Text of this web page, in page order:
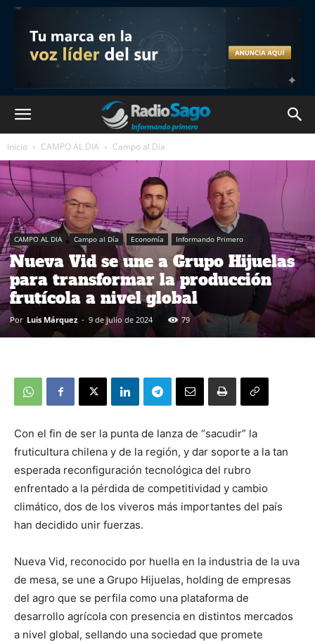
Inicio CAMPO AL DIA Campo al Día
CAMPO AL DIA Campo al Día Economía Informando Primero
Nueva Vid se une a Grupo Hijuelas
para transformar la producción
frutícola a nivel global
Por Luis Márquez - 9 de julio de 2024 79
Con el fin de ser la punta de lanza de “sacudir” la
fruticultura chilena y de la región, y dar soporte a la tan
esperada reconfiguración tecnológica del rubro
enfrentado a la pérdida de competitividad y cambio
climático, dos de los viveros más importantes del país
han decidido unir fuerzas.
Nueva Vid, reconocido por huella en la industria de la uva
de mesa, se une a Grupo Hijuelas, holding de empresas
del agro que se perfila como una plataforma de
desarrollo agrícola con presencia en distintos mercados
a nivel global, sellando una sociedad que promete